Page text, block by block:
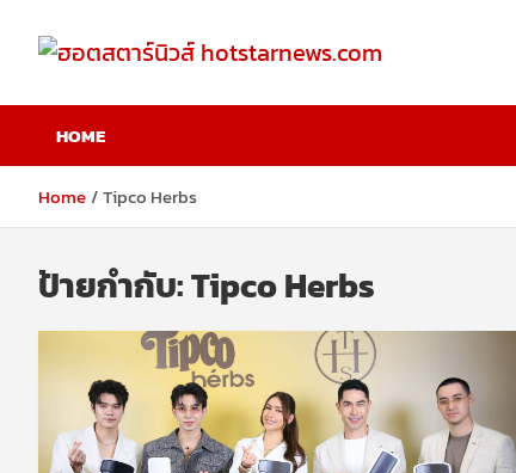
content
ฮอตสตาร์นิวส์
hotstarnews.com
HOME
Home Tipco Herbs
ป้ายกำกับ:Tipco Herbs